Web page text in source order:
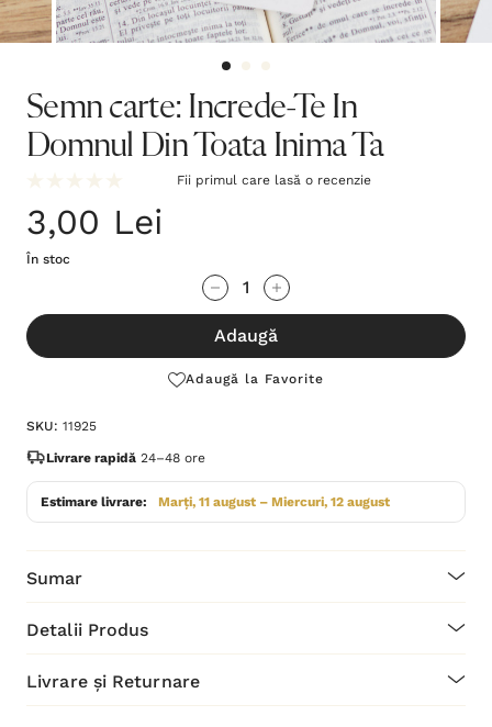
Semn carte: Increde-Te In
Domnul Din Toata Inima Ta
Fii primul care lasă o recenzie
3,00 Lei
În stoc
te!
Stocul
Adaugă
Adaugă la Favorite
SKU: 11925
Livrare rapidă 24–48 ore
Estimare livrare: Marți, 11 august – Miercuri, 12 august
Sumar
Detalii Produs
Livrare și Returnare